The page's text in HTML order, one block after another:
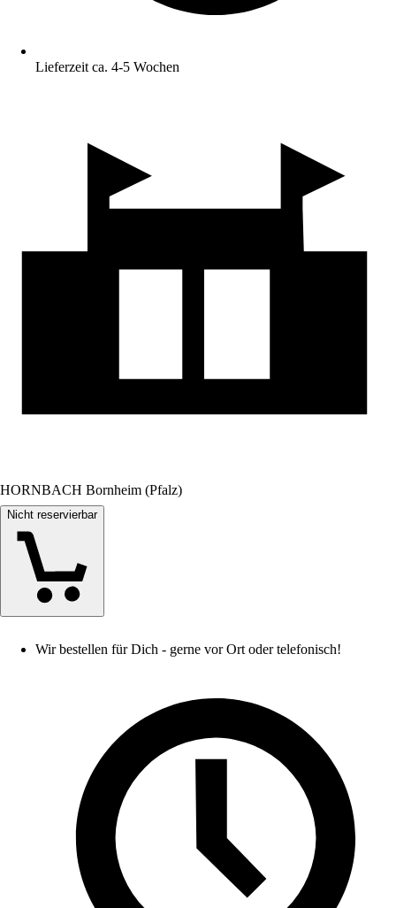
Lieferzeit ca. 4-5 Wochen
HORNBACH Bornheim (Pfalz)
Nicht reservierbar
Wir bestellen für Dich - gerne vor Ort oder telefonisch!